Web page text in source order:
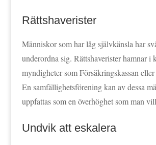
Rättshaverister
Människor som har låg självkänsla har
underordna sig. Rättshaverister hamnar i
myndigheter som Försäkringskassan
En samfällighetsförening kan av dessa
uppfattas som en överhöghet som man
Undvik att eskalera